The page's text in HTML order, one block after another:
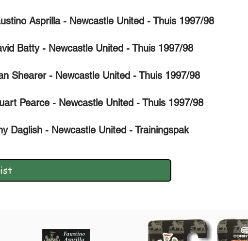
Asprilla - Newcastle United - Thuis 1997/98
Batty - Newcastle United - Thuis 1997/98
Shearer - Newcastle United - Thuis 1997/98
Pearce - Newcastle United - Thuis 1997/98
Daglish - Newcastle United - Trainingspak